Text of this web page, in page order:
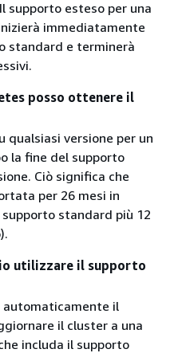
supporto esteso per una
immediatamente
standard e terminerà
posso ottenere il
qualsiasi versione per un
la fine del supporto
Ciò significa che
per 26 mesi in
supporto standard più 12
utilizzare il supporto
automaticamente il
il cluster a una
includa il supporto